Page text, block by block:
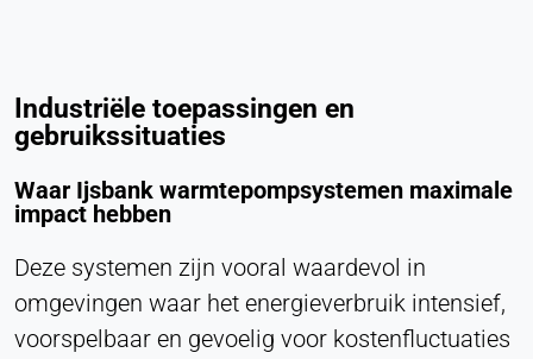
Industriële toepassingen en
gebruikssituaties
Waar Ijsbank warmtepompsystemen maximale
impact hebben
Deze systemen zijn vooral waardevol in
omgevingen waar het energieverbruik intensief,
voorspelbaar en gevoelig voor kostenfluctuaties